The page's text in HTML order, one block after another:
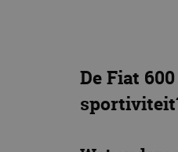
De Fiat